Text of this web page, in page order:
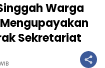
Warga
Sekretariat